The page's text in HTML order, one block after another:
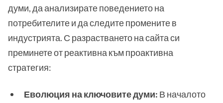
думи, да анализирате поведението на
потребителите и да следите промените в
индустрията. С разрастването на сайта си
преминете от реактивна към проактивна
стратегия:
Еволюция на ключовите думи: В началото